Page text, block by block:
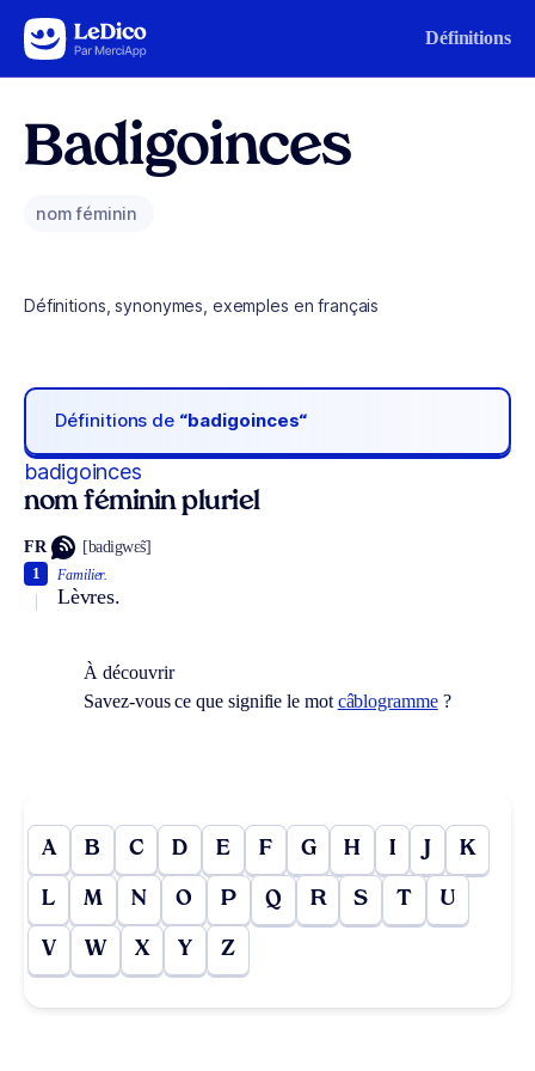
Aller au contenu Définitions
Badigoinces
nom féminin
Définitions, synonymes, exemples en français
Définitions de “badigoinces“
badigoinces
nom féminin pluriel
FR [badigwɛ̃s]
Familier.
Lèvres.
1
À découvrir
Savez-vous ce que signifie le mot câblogramme?
A B C D E F G H I J K
L M N O P Q R S T U
V W X Y Z